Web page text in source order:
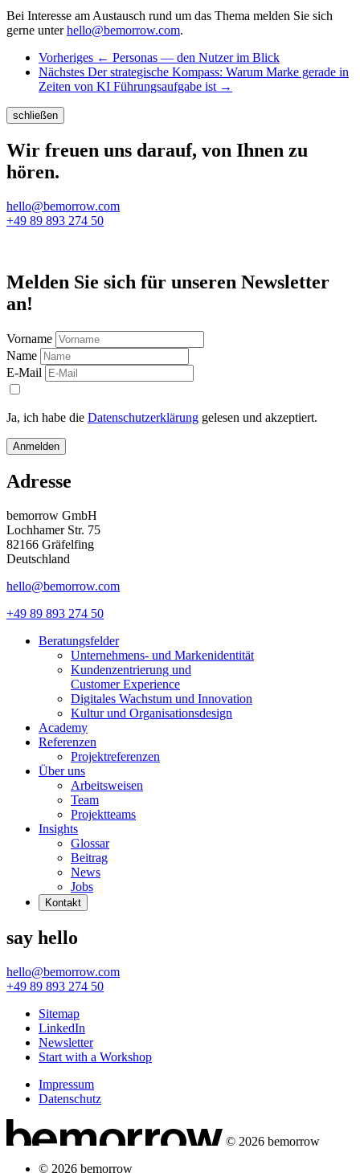
Bei Interesse am Austausch rund um das Thema melden Sie sich
gerne unterhello@bemorrow.com.
Vorheriges ← Personas — den Nutzer im Blick
Nächstes Der strategische Kompass: Warum Marke gerade in
Zeiten von KI Führungsaufgabe ist →
schließen
Wir freuen uns darauf, von Ihnen zu
hören.
hello@bemorrow.com
+49 89 893 274 50
Melden Sie sich für unseren Newsletter
an!
Vorname
Name
E-Mail
Ja, ich habe die Datenschutzerklärung gelesen und akzeptiert.
Anmelden
Adresse
bemorrow GmbH
Lochhamer Str. 75
82166 Gräfelfing
Deutschland
hello@bemorrow.com
+49 89 893 274 50
Beratungsfelder
Unternehmens- und Markenidentität
Kundenzentrierung und
Customer Experience
Digitales Wachstum und Innovation
Kultur und Organisationsdesign
Academy
Referenzen
Projektreferenzen
Über uns
Arbeitsweisen
Team
Projektteams
Insights
Glossar
Beitrag
News
Jobs
Kontakt
say hello
hello@bemorrow.com
+49 89 893 274 50
Sitemap
LinkedIn
Newsletter
Start with a Workshop
Impressum
Datenschutz
© 2026 bemorrow
© 2026 bemorrow